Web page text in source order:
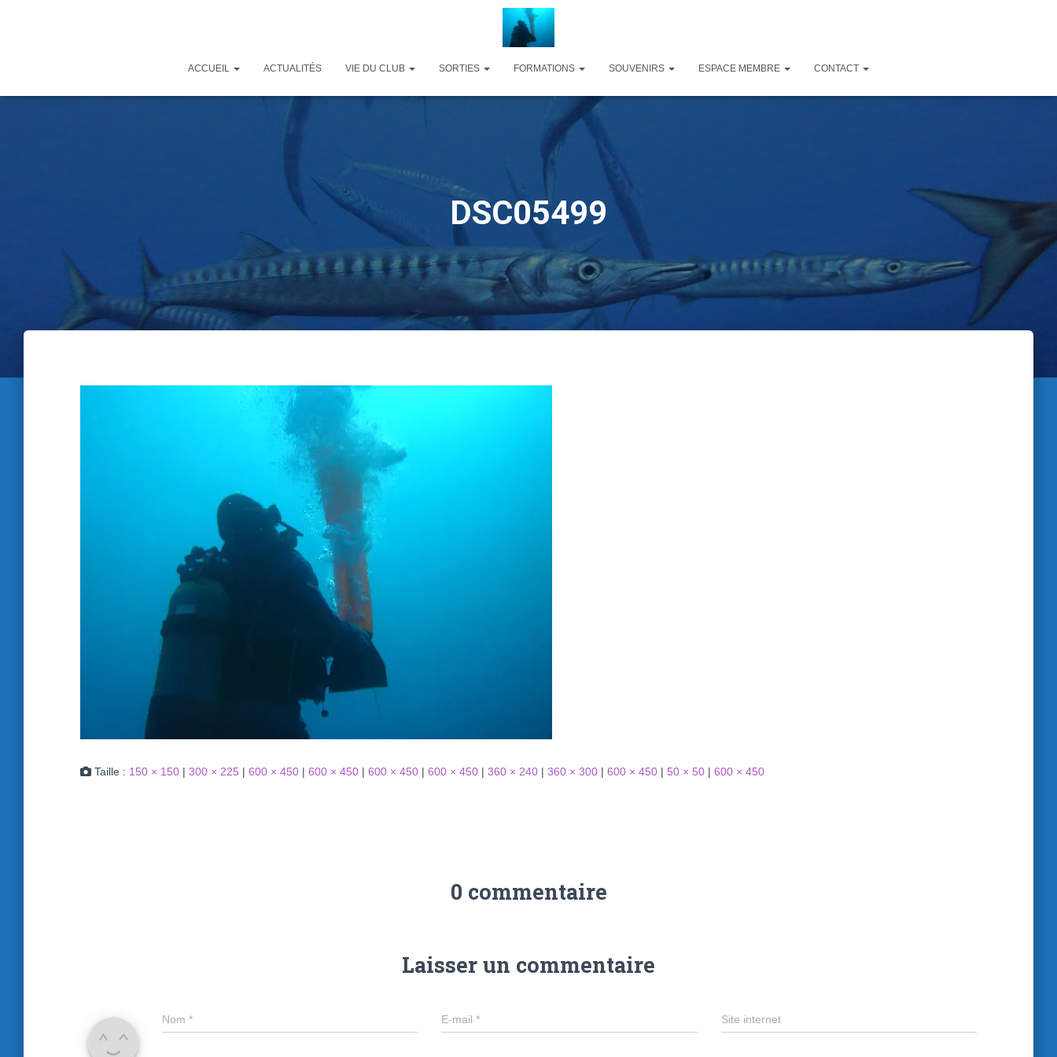
ACCUEIL ACTUALITÉS VIE DU CLUB SORTIES FORMATIONS SOUVENIRS ESPACE MEMBRE CONTACT
DSC05499
Taille : 150 × 150 | 300 × 225 | 600 × 450 | 600 × 450 | 600 × 450 | 600 × 450 | 360 × 240 | 360 × 300 | 600 × 450 | 50 × 50 | 600 × 450
0 commentaire
Laisser un commentaire
Nom * E-mail* Site internet